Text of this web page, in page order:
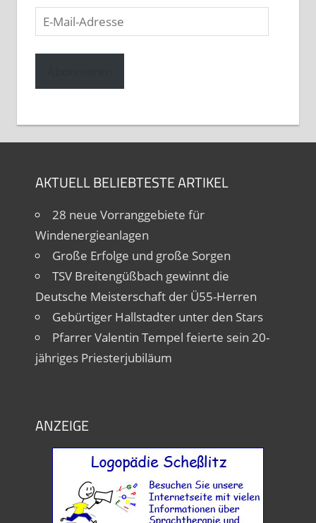
E-
Mail-
Adresse
AKTUELL BELIEBTESTE ARTIKEL
28 neue Vorranggebiete für
Windenergieanlagen
Große Erfolge und große Sorgen
TSV Breitengüßbach gewinnt die
Deutsche Meisterschaft der Ü55-Herren
Gebürtiger Hallstadter unter den Stars
Pfarrer Valentin Tempel feierte sein 20-
jähriges Priesterjubiläum
ANZEIGE